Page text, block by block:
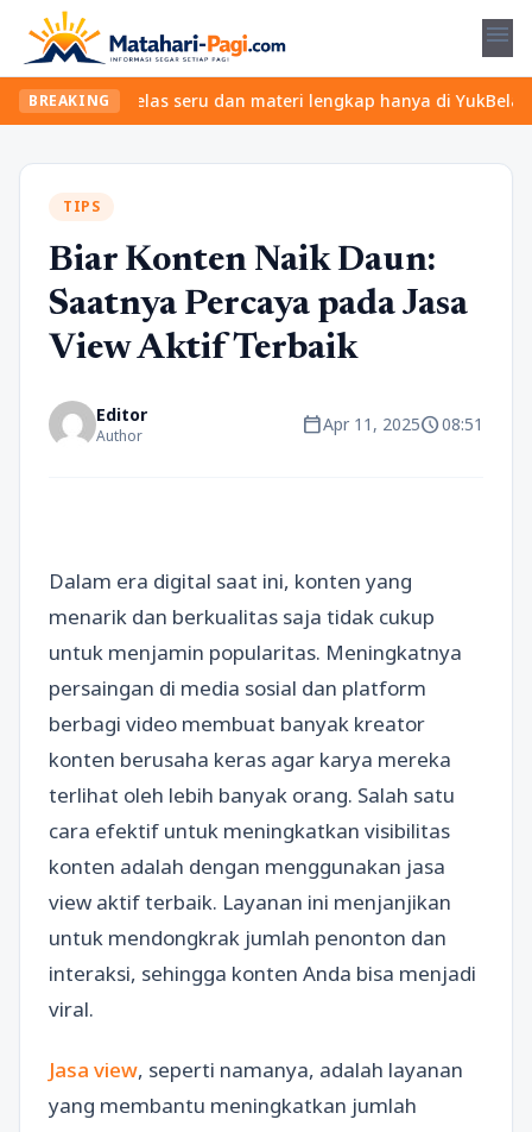
menu
BREAKING
kelas seru dan materi lengkap hanya di
TIPS
Biar Konten Naik Daun:
Saatnya Percaya pada Jasa
View Aktif Terbaik
Editor
Author calendar_todayApr 11, 2025schedule08:51
Dalam era digital saat ini, konten yang
menarik dan berkualitas saja tidak cukup
untuk menjamin popularitas. Meningkatnya
persaingan di media sosial dan platform
berbagi video membuat banyak kreator
konten berusaha keras agar karya mereka
terlihat oleh lebih banyak orang. Salah satu
cara efektif untuk meningkatkan visibilitas
konten adalah dengan menggunakan jasa
view aktif terbaik. Layanan ini menjanjikan
untuk mendongkrak jumlah penonton dan
interaksi, sehingga konten Anda bisa menjadi
viral.
Jasa view, seperti namanya, adalah layanan
yang membantu meningkatkan jumlah